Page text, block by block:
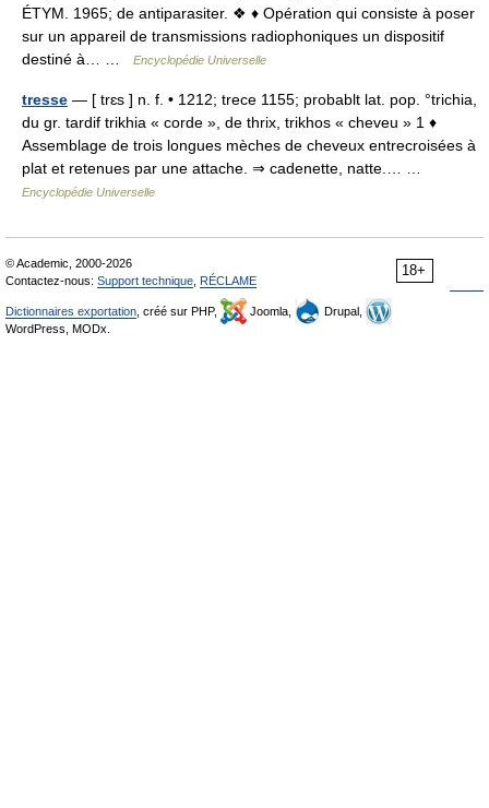
ÉTYM. 1965; de antiparasiter. ❖ ♦ Opération qui consiste à poser
sur un appareil de transmissions radiophoniques un dispositif
destiné à… …
Encyclopédie Universelle
tresse — [ trɛs ] n. f. • 1212; trece 1155; probablt lat. pop. °trichia,
du gr. tardif trikhia « corde », de thrix, trikhos « cheveu » 1 ♦
Assemblage de trois longues mèches de cheveux entrecroisées à
plat et retenues par une attache. ⇒ cadenette, natte.… …
Encyclopédie Universelle
18+
© Academic, 2000-2026
Contactez-nous: Support technique RÉCLAME
Dictionnaires exportation , créé sur PHP, Joomla,
Drupal,
WordPress, MODx.